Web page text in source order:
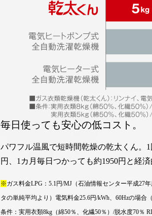
毎日使っても安心の低コスト。
パワフル温風で短時間乾燥の乾太くん。
円、1カ月毎日つかっても約1950円と経済
※ガス料金LPG：5.1円/MJ（石油情報センター平成27
タの単純平均より）電気料金25.6円/kWh、60Hzの場合
条件：実用衣類8kg（綿50％、化繊50％）/脱水度70％